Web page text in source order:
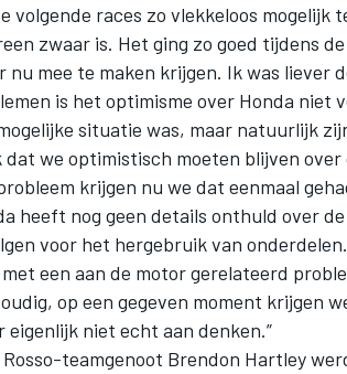
volgende races zo vlekkeloos
zwaar is. Het ging zo goed tijdens
nu mee te maken krijgen. Ik was liever
is het optimisme over Honda niet
situatie was, maar natuurlijk
dat we optimistisch moeten blijven
krijgen nu we dat eenmaal
heeft nog geen details onthuld over
voor het hergebruik van
een aan de motor gerelateerd
op een gegeven moment krijgen
eigenlijk niet echt aan denken.”
Rosso-teamgenoot Brendon Hartley